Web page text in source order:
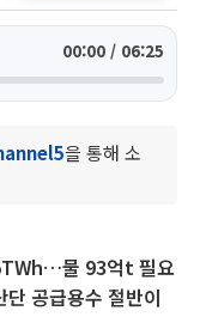
00:00 / 06:25
을 통해 소
물 93억t 필요
공급용수 절반이